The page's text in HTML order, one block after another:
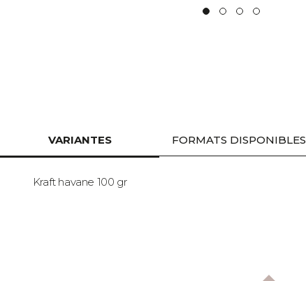
VARIANTES
Kraft havane 100 gr
FORMATS DISPONIBLES